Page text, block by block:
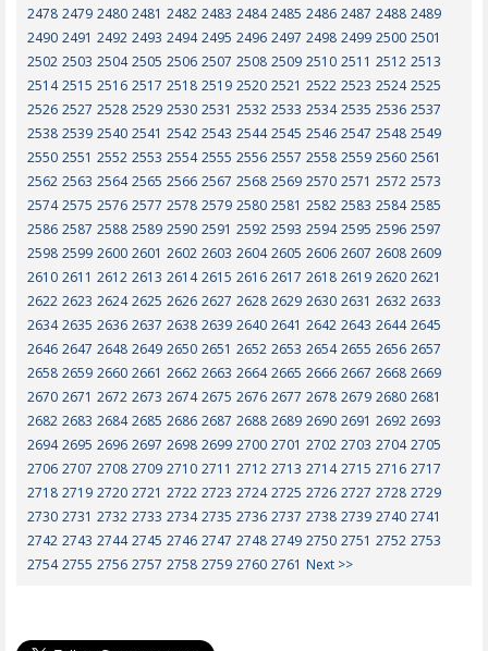
2478 2479 2480 2481 2482 2483 2484 2485 2486 2487 2488 2489
2490 2491 2492 2493 2494 2495 2496 2497 2498 2499 2500 2501
2502 2503 2504 2505 2506 2507 2508 2509 2510 2511 2512 2513
2514 2515 2516 2517 2518 2519 2520 2521 2522 2523 2524 2525
2526 2527 2528 2529 2530 2531 2532 2533 2534 2535 2536 2537
2538 2539 2540 2541 2542 2543 2544 2545 2546 2547 2548 2549
2550 2551 2552 2553 2554 2555 2556 2557 2558 2559 2560 2561
2562 2563 2564 2565 2566 2567 2568 2569 2570 2571 2572 2573
2574 2575 2576 2577 2578 2579 2580 2581 2582 2583 2584 2585
2586 2587 2588 2589 2590 2591 2592 2593 2594 2595 2596 2597
2598 2599 2600 2601 2602 2603 2604 2605 2606 2607 2608 2609
2610 2611 2612 2613 2614 2615 2616 2617 2618 2619 2620 2621
2622 2623 2624 2625 2626 2627 2628 2629 2630 2631 2632 2633
2634 2635 2636 2637 2638 2639 2640 2641 2642 2643 2644 2645
2646 2647 2648 2649 2650 2651 2652 2653 2654 2655 2656 2657
2658 2659 2660 2661 2662 2663 2664 2665 2666 2667 2668 2669
2670 2671 2672 2673 2674 2675 2676 2677 2678 2679 2680 2681
2682 2683 2684 2685 2686 2687 2688 2689 2690 2691 2692 2693
2694 2695 2696 2697 2698 2699 2700 2701 2702 2703 2704 2705
2706 2707 2708 2709 2710 2711 2712 2713 2714 2715 2716 2717
2718 2719 2720 2721 2722 2723 2724 2725 2726 2727 2728 2729
2730 2731 2732 2733 2734 2735 2736 2737 2738 2739 2740 2741
2742 2743 2744 2745 2746 2747 2748 2749 2750 2751 2752 2753
2754 2755 2756 2757 2758 2759 2760 2761 Next >>